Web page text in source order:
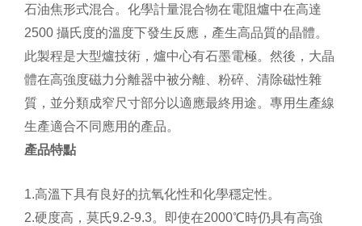
石油焦形式混合。化學計量混合物在電阻爐中在高達
2500 攝氏度的溫度下發生反應，產生高品質的晶體。
此製程是大型爐技術，爐中心有石墨電極。然後，大晶
體在高強度磁力分離器中被分離、粉碎、清除磁性雜
質，並分類成窄尺寸部分以適應最終用途。專用生產線
生產適合不同應用的產品。
產品特點
1.高溫下具有良好的抗氧化性和化學穩定性。
2.硬度高，莫氏9.2-9.3。即使在2000℃時仍具有高強